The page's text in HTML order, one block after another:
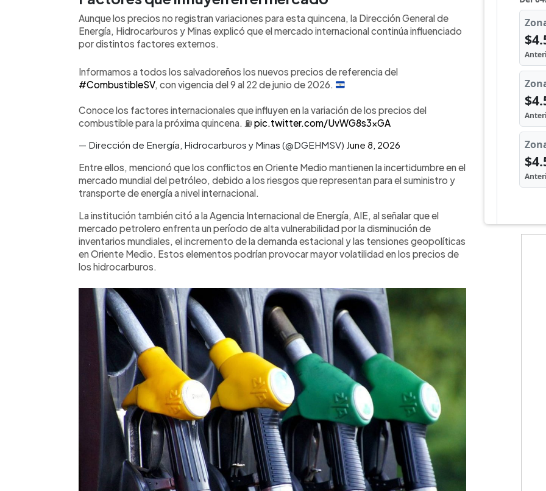
Aunque los precios no registran variaciones para esta quincena, la Dirección General de
Energía, Hidrocarburos y Minas explicó que el mercado internacional continúa influenciado
por distintos factores externos.
Informamos a todos los salvadoreños los nuevos precios de referencia del
#CombustibleSV, con vigencia del 9 al 22 de junio de 2026.
Conoce los factores internacionales que influyen en la variación de los precios del
combustible para la próxima quincena. ⛽️pic.twitter.com/UvWG8s3xGA
— Dirección de Energía, Hidrocarburos y Minas (@DGEHMSV) June 8, 2026
Entre ellos, mencionó que los conflictos en Oriente Medio mantienen la incertidumbre en el
mercado mundial del petróleo, debido a los riesgos que representan para el suministro y
transporte de energía a nivel internacional.
La institución también citó a la Agencia Internacional de Energía, AIE, al señalar que el
mercado petrolero enfrenta un período de alta vulnerabilidad por la disminución de
inventarios mundiales, el incremento de la demanda estacional y las tensiones geopolíticas
en Oriente Medio. Estos elementos podrían provocar mayor volatilidad en los precios de
los hidrocarburos.